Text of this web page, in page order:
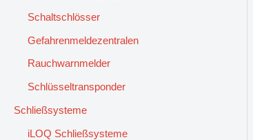
Schaltschlösser
Gefahrenmeldezentralen
Rauchwarnmelder
Schlüsseltransponder
Schließsysteme
iLOQ Schließsysteme